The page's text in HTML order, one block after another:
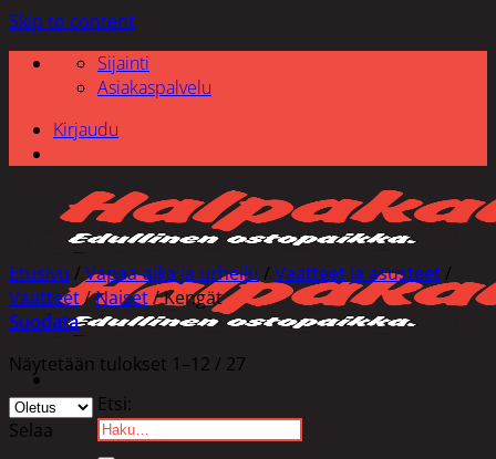
Skip to content
Sijainti
Asiakaspalvelu
Kirjaudu
Etsi:
Etusivu / Vapaa-aika ja urheilu / Vaatteet ja asusteet /
Vaatteet/Naiset/Kengät
Suodata
Näytetään tulokset 1–12 / 27
Selaa